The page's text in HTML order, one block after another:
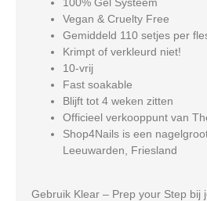
Vegan & Cruelty Free
Gemiddeld 110 setjes per
Krimpt of verkleurd niet!
10-vrij
Fast soakable
Blijft tot 4 weken zitten
Officieel verkooppunt van
Shop4Nails is een
Leeuwarden, Friesland
Gebruik Klear – Prep your Step bij